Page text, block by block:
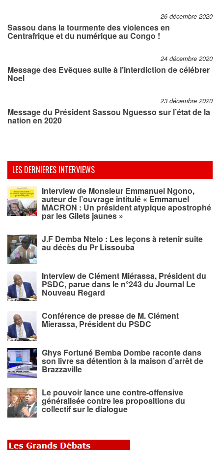
26 décembre 2020
Sassou dans la tourmente des violences en
Centrafrique et du numérique au Congo !
24 décembre 2020
Message des Evêques suite à l’interdiction de célébrer
Noel
23 décembre 2020
Message du Président Sassou Nguesso sur l’état de la
nation en 2020
LES DERNIERES INTERVIEWS
Interview de Monsieur Emmanuel Ngono,
auteur de l’ouvrage intitulé « Emmanuel
MACRON : Un président atypique apostrophé
par les Gilets jaunes »
J.F Demba Ntelo : Les leçons à retenir suite
au décès du Pr Lissouba
Interview de Clément Miérassa, Président du
PSDC, parue dans le n°243 du Journal Le
Nouveau Regard
Conférence de presse de M. Clément
Mierassa, Président du PSDC
Ghys Fortuné Bemba Dombe raconte dans
son livre sa détention à la maison d’arrêt de
Brazzaville
Le pouvoir lance une contre-offensive
généralisée contre les propositions du
collectif sur le dialogue